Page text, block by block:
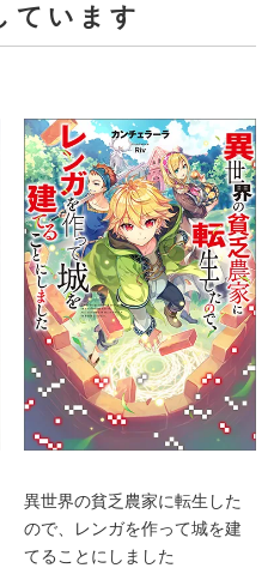
ています
異世界の貧乏農家に転生した
ので、レンガを作って城を建
てることにしました